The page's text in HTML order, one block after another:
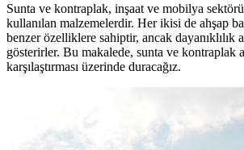
Sunta ve kontraplak, inşaat ve mobilya
kullanılan malzemelerdir. Her ikisi de ahşap
benzer özelliklere sahiptir, ancak dayanıklılık
gösterirler. Bu makalede, sunta ve kontraplak
karşılaştırması üzerinde duracağız.